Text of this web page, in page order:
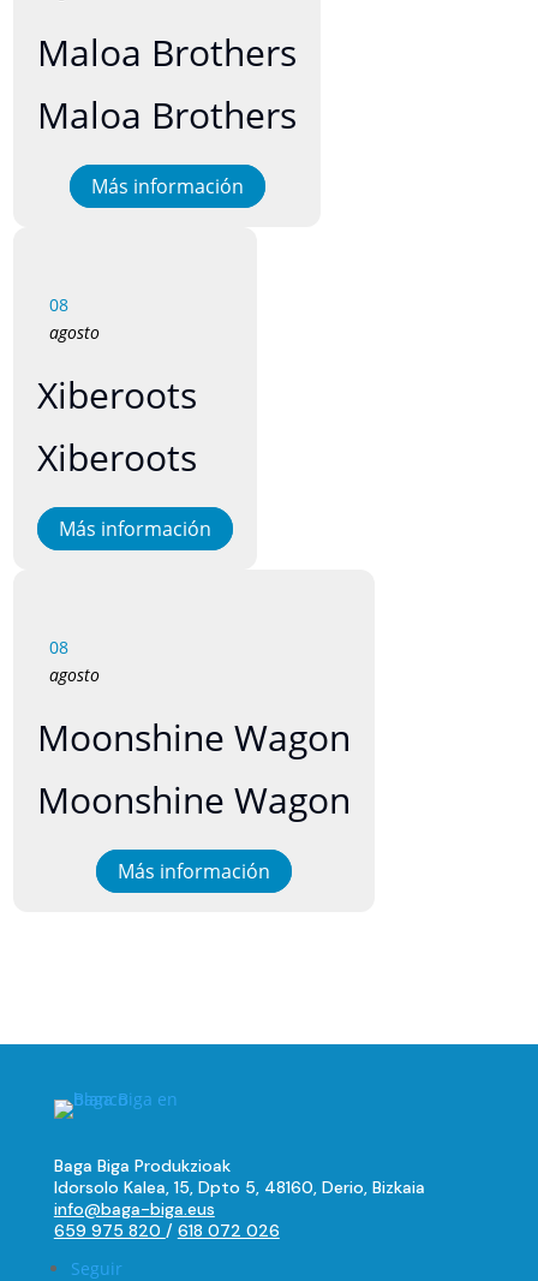
Maloa Brothers
Maloa Brothers
Más información
08
agosto
Xiberoots
Xiberoots
Más información
08
agosto
Moonshine Wagon
Moonshine Wagon
Más información
Baga Biga Produkzioak
Idorsolo Kalea, 15, Dpto 5, 48160, Derio, Bizkaia
info@baga-biga.eus
659 975 820 / 618 072 026
Seguir